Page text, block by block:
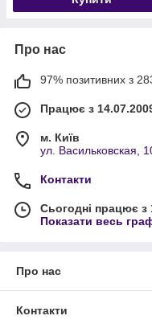
Про нас
97% позитивних з 283
Працює з
м. Київ
ул. Васильковская,
Контакти
Сьогодні працює з
Показати весь
Про нас
Контакти